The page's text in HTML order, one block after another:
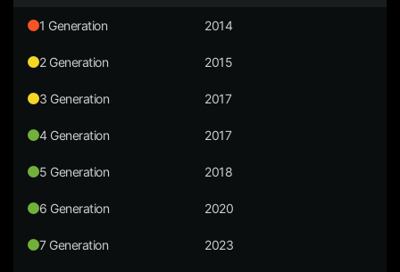
1 Generation 2014
2 Generation 2015
3 Generation 2017
4 Generation 2017
5 Generation 2018
6 Generation 2020
7 Generation 2023